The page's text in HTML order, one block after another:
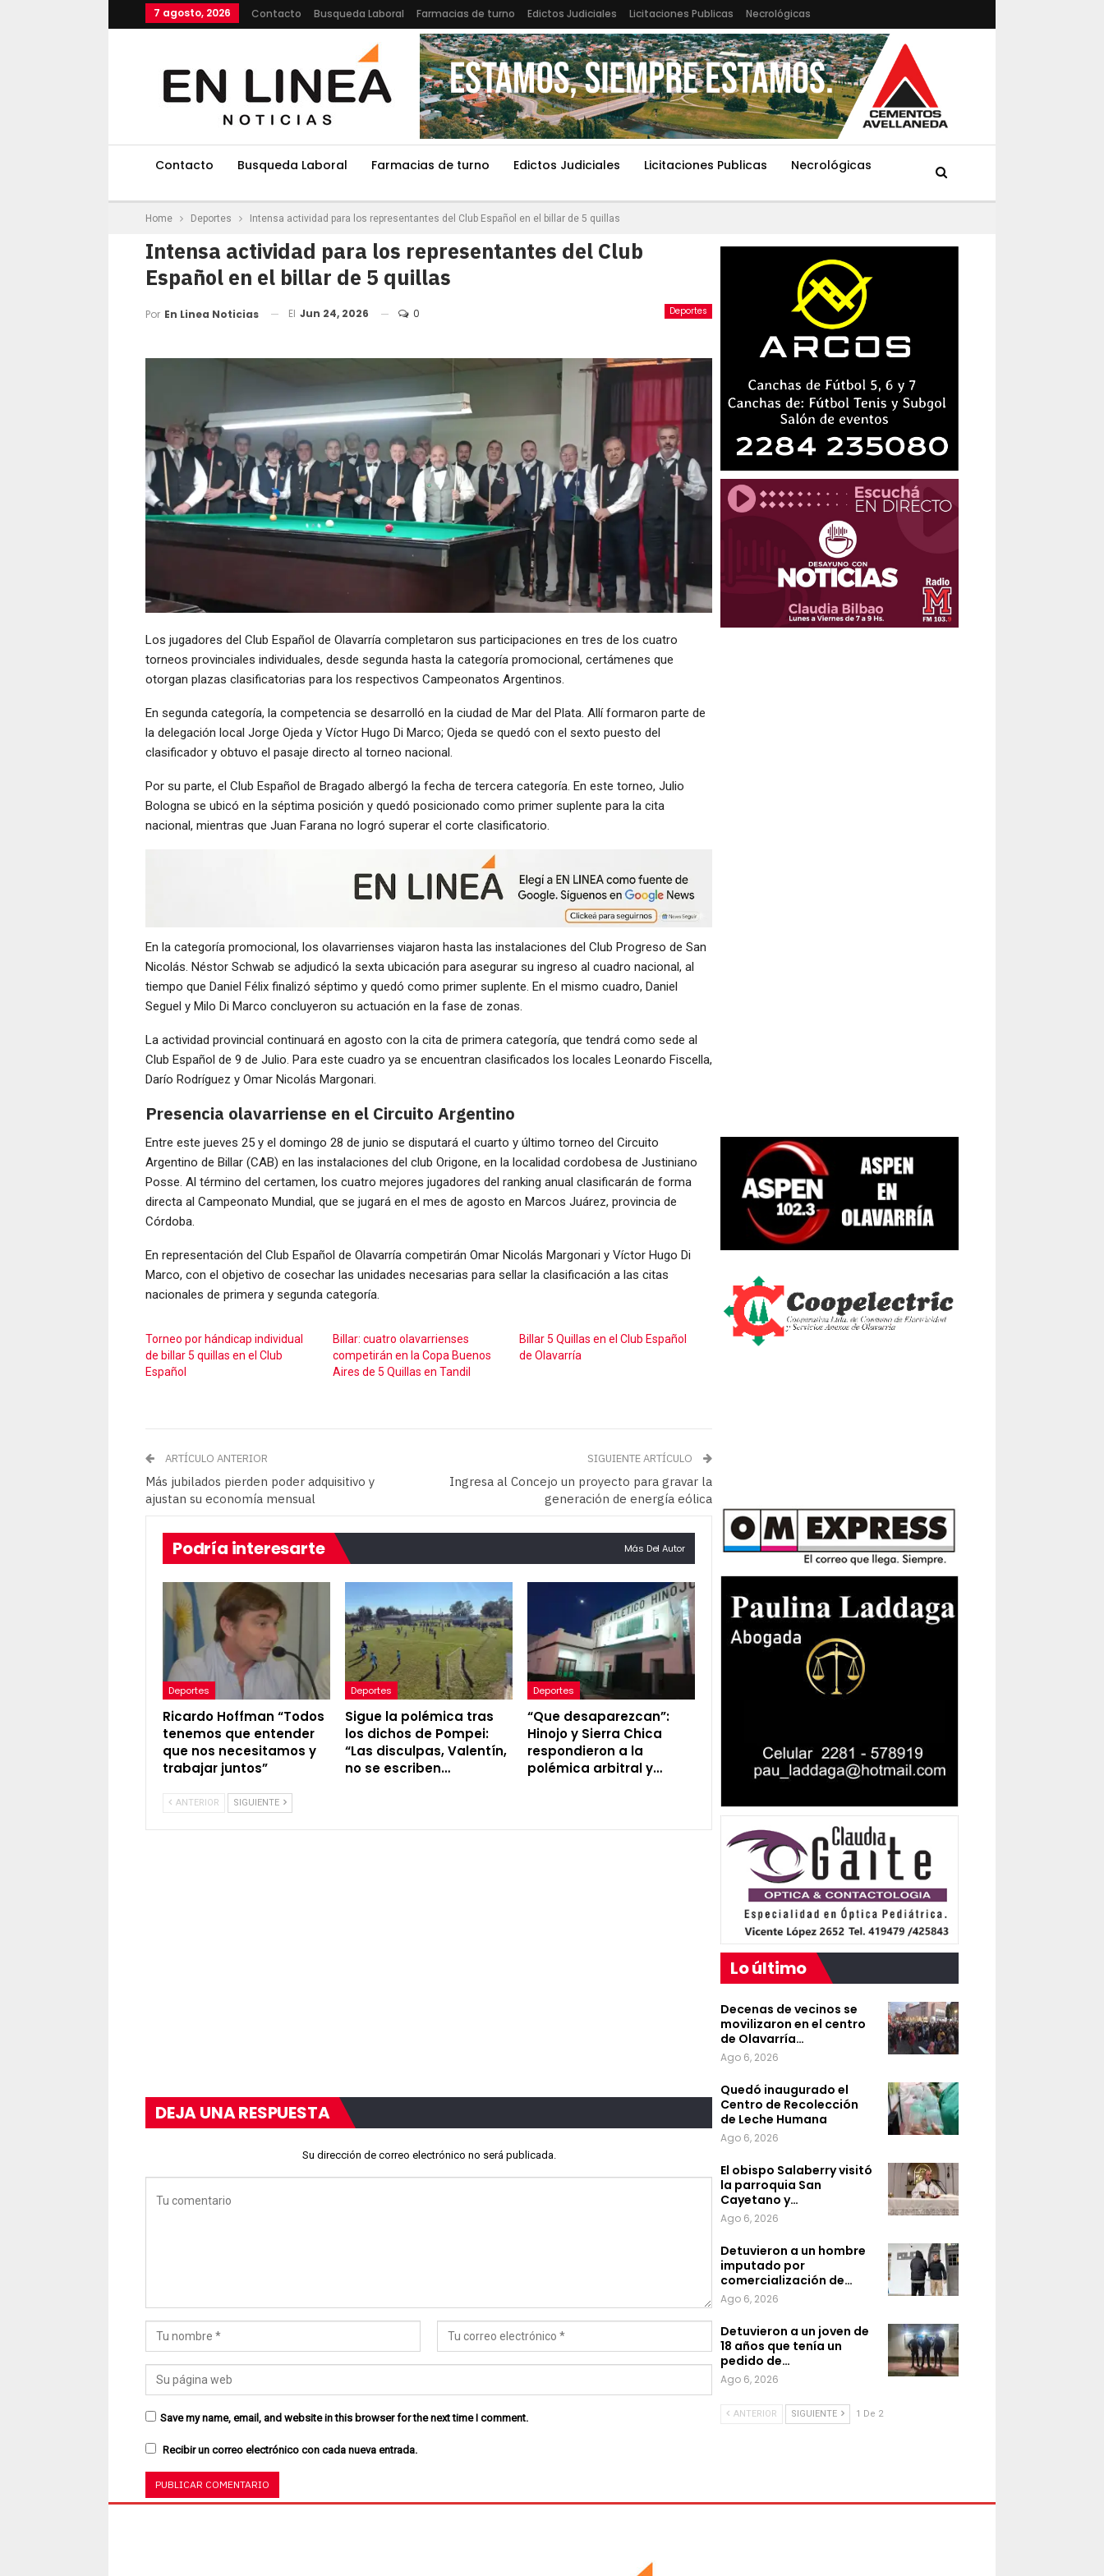
7 agosto, 2026 Contacto Busqueda Laboral Farmacias de turno Edictos Judiciales Licitaciones Publicas Necrológicas
Contacto Busqueda Laboral Farmacias de turno Edictos Judiciales Licitaciones Publicas Necrológicas
Home Deportes Intensa actividad para los representantes del Club Español en el billar de 5 quillas
Intensa actividad para los representantes del Club
Español en el billar de 5 quillas
Deportes
Por En Linea Noticias El Jun 24, 2026 0
Los jugadores del Club Español de Olavarría completaron sus participaciones en tres de los cuatro
torneos provinciales individuales, desde segunda hasta la categoría promocional, certámenes que
otorgan plazas clasificatorias para los respectivos Campeonatos Argentinos.
En segunda categoría, la competencia se desarrolló en la ciudad de Mar del Plata. Allí formaron parte de
la delegación local Jorge Ojeda y Víctor Hugo Di Marco; Ojeda se quedó con el sexto puesto del
clasificador y obtuvo el pasaje directo al torneo nacional.
Por su parte, el Club Español de Bragado albergó la fecha de tercera categoría. En este torneo, Julio
Bologna se ubicó en la séptima posición y quedó posicionado como primer suplente para la cita
nacional, mientras que Juan Farana no logró superar el corte clasificatorio.
En la categoría promocional, los olavarrienses viajaron hasta las instalaciones del Club Progreso de San
Nicolás. Néstor Schwab se adjudicó la sexta ubicación para asegurar su ingreso al cuadro nacional, al
tiempo que Daniel Félix finalizó séptimo y quedó como primer suplente. En el mismo cuadro, Daniel
Seguel y Milo Di Marco concluyeron su actuación en la fase de zonas.
La actividad provincial continuará en agosto con la cita de primera categoría, que tendrá como sede al
Club Español de 9 de Julio. Para este cuadro ya se encuentran clasificados los locales Leonardo Fiscella,
Darío Rodríguez y Omar Nicolás Margonari.
Presencia olavarriense en el Circuito Argentino
Entre este jueves 25 y el domingo 28 de junio se disputará el cuarto y último torneo del Circuito
Argentino de Billar (CAB) en las instalaciones del club Origone, en la localidad cordobesa de Justiniano
Posse. Al término del certamen, los cuatro mejores jugadores del ranking anual clasificarán de forma
directa al Campeonato Mundial, que se jugará en el mes de agosto en Marcos Juárez, provincia de
Córdoba.
En representación del Club Español de Olavarría competirán Omar Nicolás Margonari y Víctor Hugo Di
Marco, con el objetivo de cosechar las unidades necesarias para sellar la clasificación a las citas
nacionales de primera y segunda categoría.
Torneo por hándicap individual
de billar 5 quillas en el Club
Español
Billar: cuatro olavarrienses
competirán en la Copa Buenos
Aires de 5 Quillas en Tandil
Billar 5 Quillas en el Club Español
de Olavarría
ARTÍCULO ANTERIOR
Más jubilados pierden poder adquisitivo y
ajustan su economía mensual
SIGUIENTE ARTÍCULO
Ingresa al Concejo un proyecto para gravar la
generación de energía eólica
Podría interesarte Más Del Autor
Deportes
Ricardo Hoffman “Todos
tenemos que entender
que nos necesitamos y
trabajar juntos”
Deportes
Sigue la polémica tras
los dichos de Pompei:
“Las disculpas, Valentín,
no se escriben…
Deportes
“Que desaparezcan”:
Hinojo y Sierra Chica
respondieron a la
polémica arbitral y…
ANTERIOR SIGUIENTE
DEJA UNA RESPUESTA
Su dirección de correo electrónico no será publicada.
Save my name, email, and website in this browser for the next time I comment.
Recibir un correo electrónico con cada nueva entrada.
Lo último
Decenas de vecinos se
movilizaron en el centro
de Olavarría…
Ago 6, 2026
Quedó inaugurado el
Centro de Recolección
de Leche Humana
Ago 6, 2026
El obispo Salaberry visitó
la parroquia San
Cayetano y…
Ago 6, 2026
Detuvieron a un hombre
imputado por
comercialización de…
Ago 6, 2026
Detuvieron a un joven de
18 años que tenía un
pedido de…
Ago 6, 2026
ANTERIOR SIGUIENTE 1 De 2